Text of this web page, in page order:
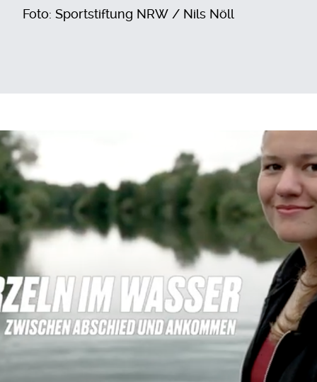
Foto: Sportstiftung NRW / Nils Nöll